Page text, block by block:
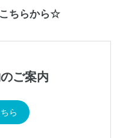
ちらから☆
ご案内
ら